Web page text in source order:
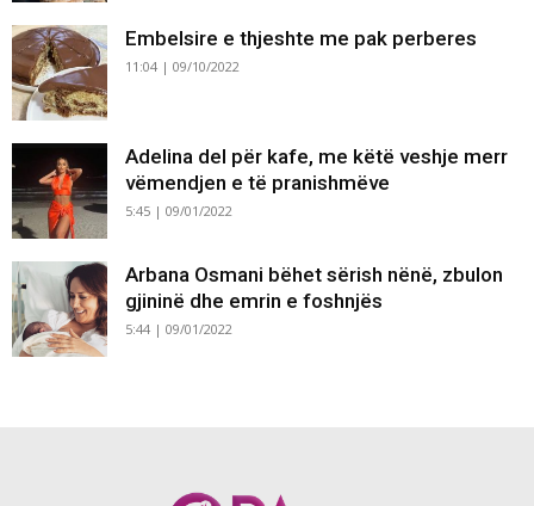
Embelsire e thjeshte me pak perberes
11:04 | 09/10/2022
Adelina del për kafe, me këtë veshje merr
vëmendjen e të pranishmëve
5:45 | 09/01/2022
Arbana Osmani bëhet sërish nënë, zbulon
gjininë dhe emrin e foshnjës
5:44 | 09/01/2022